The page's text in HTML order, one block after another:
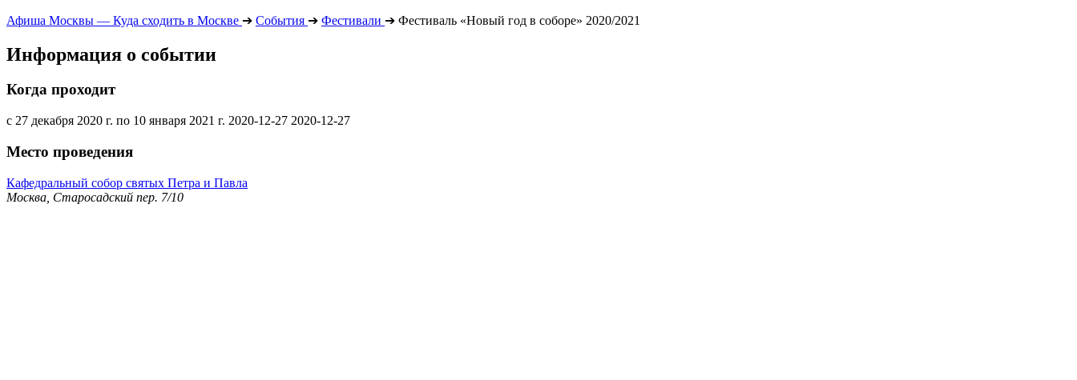
Афиша Москвы — Куда сходить в Москве ➔ События ➔ Фестивали ➔ Фестиваль «Новый год в соборе» 2020/2021
Информация о событии
Когда проходит
с 27 декабря 2020 г. по 10 января 2021 г. 2020-12-27 2020-12-27
Место проведения
Кафедральный собор святых Петра и Павла
Москва, Старосадский пер. 7/10